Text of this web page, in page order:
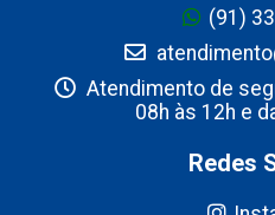
(91)
Atendimento de
08h às 12h e
Redes